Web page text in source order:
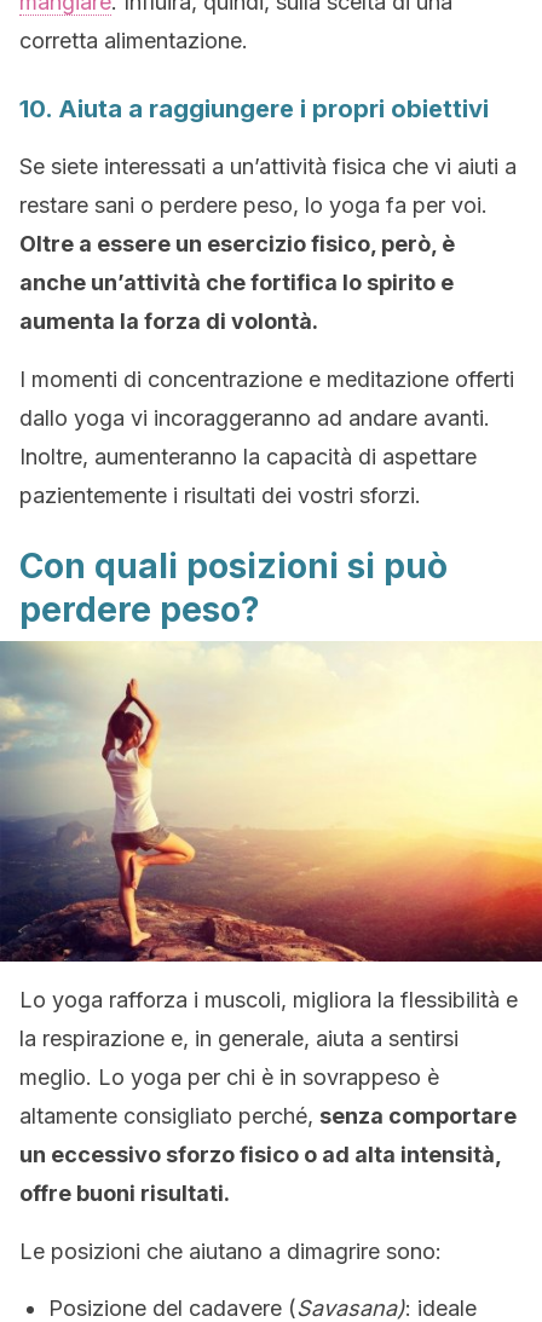
corretta alimentazione.
10. Aiuta a raggiungere i propri obiettivi
Se siete interessati a un’attività fisica che vi aiuti a
restare sani o perdere peso, lo yoga fa per voi.
Oltre a essere un esercizio fisico, però, è
anche un’attività che fortifica lo spirito e
aumenta la forza di volontà.
I momenti di concentrazione e meditazione offerti
dallo yoga vi incoraggeranno ad andare avanti.
Inoltre, aumenteranno la capacità di aspettare
pazientemente i risultati dei vostri sforzi.
Con quali posizioni si può
perdere peso?
Lo yoga rafforza i muscoli, migliora la flessibilità e
la respirazione e, in generale, aiuta a sentirsi
meglio. Lo yoga per chi è in sovrappeso è
altamente consigliato perché, senza comportare
un eccessivo sforzo fisico o ad alta intensità,
offre buoni risultati.
Le posizioni che aiutano a dimagrire sono:
Posizione del cadavere (Savasana): ideale